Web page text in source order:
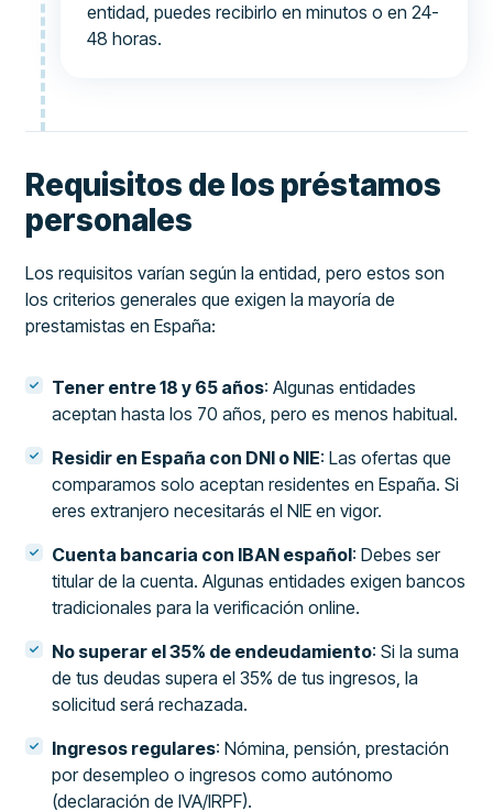
entidad, puedes recibirlo en minutos o en 24-
48 horas.
Requisitos de los préstamos
personales
Los requisitos varían según la entidad, pero estos son
los criterios generales que exigen la mayoría de
prestamistas en España:
Tener entre 18 y 65 años: Algunas entidades
aceptan hasta los 70 años, pero es menos habitual.
Residir en España con DNI o NIE: Las ofertas que
comparamos solo aceptan residentes en España. Si
eres extranjero necesitarás el NIE en vigor.
Cuenta bancaria con IBAN español: Debes ser
titular de la cuenta. Algunas entidades exigen bancos
tradicionales para la verificación online.
No superar el 35% de endeudamiento: Si la suma
de tus deudas supera el 35% de tus ingresos, la
solicitud será rechazada.
Ingresos regulares: Nómina, pensión, prestación
por desempleo o ingresos como autónomo
(declaración de IVA/IRPF).